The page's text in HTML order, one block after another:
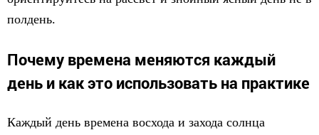
полдень.
Почему времена меняются каждый
день и как это использовать на практике
Каждый день времена восхода и захода солнца